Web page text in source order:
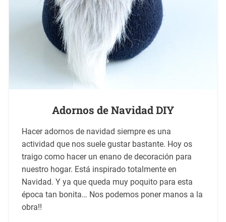
Adornos de Navidad DIY
Hacer adornos de navidad siempre es una
actividad que nos suele gustar bastante. Hoy os
traigo como hacer un enano de decoración para
nuestro hogar. Está inspirado totalmente en
Navidad. Y ya que queda muy poquito para esta
época tan bonita… Nos podemos poner manos a la
obra!!